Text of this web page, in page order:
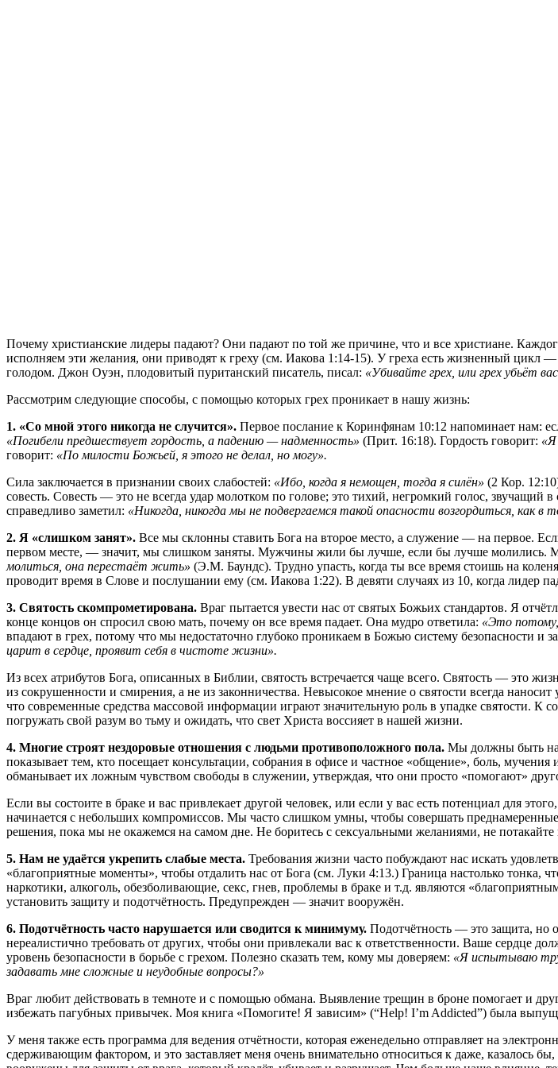
Почему христианские лидеры падают? Они падают по той же причине, что и все христиане.
исполняем эти желания, они приводят к греху (см. Иакова 1:14-15). У греха есть жизненный цикл
голодом. Джон Оуэн, плодовитый пуританский писатель, писал: «Убивайте грех, или грех убьёт
Рассмотрим следующие способы, с помощью которых грех проникает в нашу жизнь:
1. «Со мной этого никогда не случится». Первое послание к Коринфянам 10:12 напоминает нам:
«Погибели предшествует гордость, а падению — надменность» (Прит. 16:18). Гордость говорит: «Я
говорит: «По милости Божьей, я этого не делал, но могу».
Сила заключается в признании своих слабостей: «Ибо, когда я немощен, тогда я силён» (2 Кор.
совесть. Совесть — это не всегда удар молотком по голове; это тихий, негромкий голос,
справедливо заметил: «Никогда, никогда мы не подвергаемся такой опасности возгордиться, как
2. Я «слишком занят». Все мы склонны ставить Бога на второе место, а служение — на первое.
первом месте, — значит, мы слишком заняты. Мужчины жили бы лучше, если бы лучше молились.
молиться, она перестаёт жить» (Э.М. Баундс). Трудно упасть, когда ты все время стоишь на
проводит время в Слове и послушании ему (см. Иакова 1:22). В девяти случаях из 10, когда лидер
3. Святость скомпрометирована. Враг пытается увести нас от святых Божьих стандартов. Я
конце концов он спросил свою мать, почему он все время падает. Она мудро ответила: «Это
впадают в грех, потому что мы недостаточно глубоко проникаем в Божью систему безопасности и
царит в сердце, проявит себя в чистоте жизни».
Из всех атрибутов Бога, описанных в Библии, святость встречается чаще всего. Святость — это
из сокрушенности и смирения, а не из законничества. Невысокое мнение о святости всегда
что современные средства массовой информации играют значительную роль в упадке
погружать свой разум во тьму и ожидать, что свет Христа воссияет в нашей жизни.
4. Многие строят нездоровые отношения с людьми противоположного пола. Мы должны быть
показывает тем, кто посещает консультации, собрания в офисе и частное «общение», боль,
обманывает их ложным чувством свободы в служении, утверждая, что они просто «помогают»
Если вы состоите в браке и вас привлекает другой человек, или если у вас есть потенциал для
начинается с небольших компромиссов. Мы часто слишком умны, чтобы совершать
решения, пока мы не окажемся на самом дне. Не боритесь с сексуальными желаниями, не
5. Нам не удаётся укрепить слабые места. Требования жизни часто побуждают нас искать
«благоприятные моменты», чтобы отдалить нас от Бога (см. Луки 4:13.) Граница настолько тонка,
наркотики, алкоголь, обезболивающие, секс, гнев, проблемы в браке и т.д. являются
установить защиту и подотчётность. Предупрежден — значит вооружён.
6. Подотчётность часто нарушается или сводится к минимуму. Подотчётность — это защита, но
нереалистично требовать от других, чтобы они привлекали вас к ответственности. Ваше сердце
уровень безопасности в борьбе с грехом. Полезно сказать тем, кому мы доверяем: «Я испытываю
задавать мне сложные и неудобные вопросы?»
Враг любит действовать в темноте и с помощью обмана. Выявление трещин в броне помогает и
избежать пагубных привычек. Моя книга «Помогите! Я зависим» (“Help! I’m Addicted”) была
У меня также есть программа для ведения отчётности, которая еженедельно отправляет на
сдерживающим фактором, и это заставляет меня очень внимательно относиться к даже,